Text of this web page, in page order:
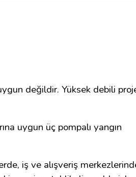
değildir. Yüksek debili
uygun üç pompalı yangın
iş ve alışveriş